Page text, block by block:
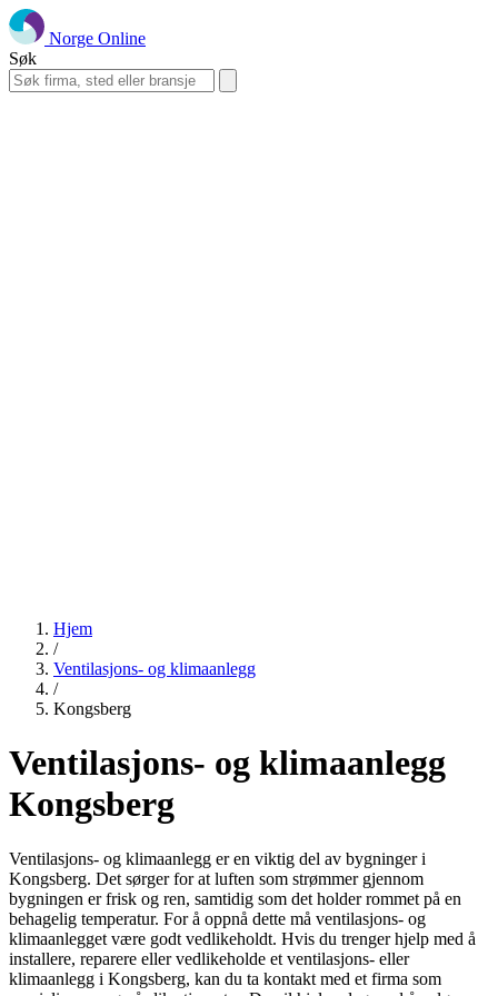
Norge Online
Søk
Hjem
/
Ventilasjons- og klimaanlegg
/
Kongsberg
Ventilasjons- og klimaanlegg
Kongsberg
Ventilasjons- og klimaanlegg er en viktig del av bygninger i
Kongsberg. Det sørger for at luften som strømmer gjennom
bygningen er frisk og ren, samtidig som det holder rommet på en
behagelig temperatur. For å oppnå dette må ventilasjons- og
klimaanlegget være godt vedlikeholdt. Hvis du trenger hjelp med å
installere, reparere eller vedlikeholde et ventilasjons- eller
klimaanlegg i Kongsberg, kan du ta kontakt med et firma som